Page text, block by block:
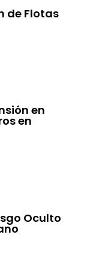
de Flotas
en
en
Oculto